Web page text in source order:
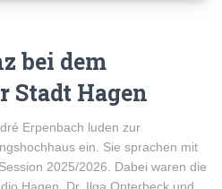
bei dem
Stadt Hagen
Erpenbach luden zur
ein. Sie sprachen mit
2025/2026. Dabei waren die